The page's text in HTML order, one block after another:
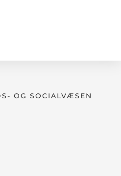
OG SOCIALVÆSEN